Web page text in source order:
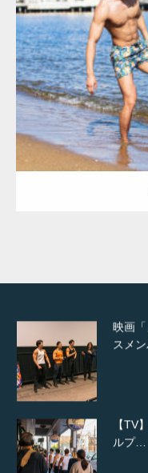
Category:海のマッチョ
ダウンロード
で紹
NHK
た（6/
映画
スメ
【TV
ルプ…